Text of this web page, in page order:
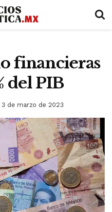
financieras
del PIB
3 de marzo de 2023